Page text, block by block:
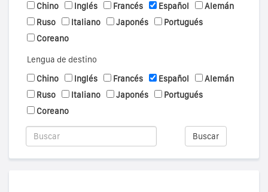
Chino
Inglés Francés Español
Alemán
Ruso
Italiano Japonés
Portugués
Coreano
Lengua de destino
Chino
Inglés Francés Español
Alemán
Ruso
Italiano Japonés
Portugués
Coreano
Buscar